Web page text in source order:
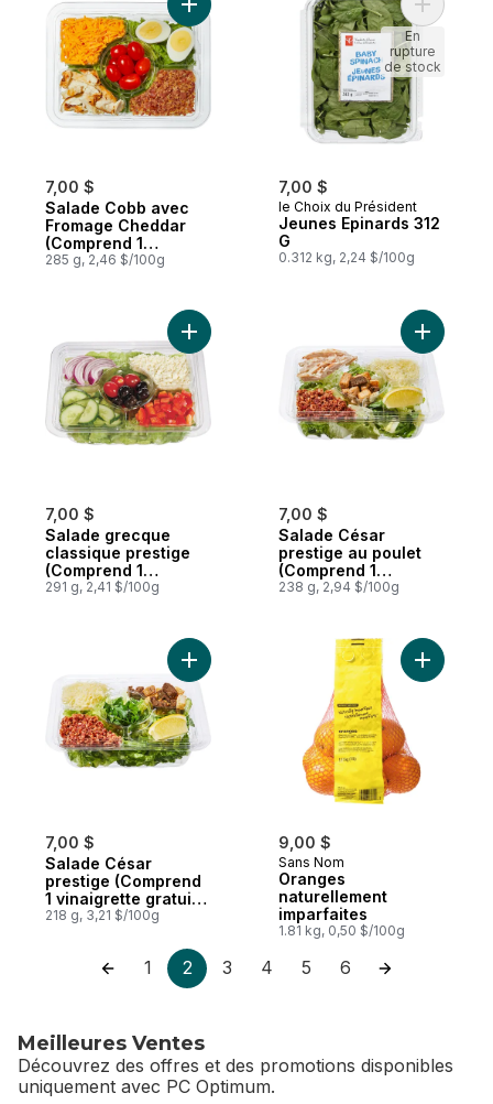
7,00 $
Salade Cobb avec
Fromage Cheddar
(Comprend 1
vinaigrette gratuit de
285 g, 2,46 $/100g
Ajouter Salade Cobb avec Fromage
7,00 $
le Choix du Président
Jeunes Epinards 312
G
0.312 kg, 2,24 $/100g
Ajouter
En
rupture
de stock
7,00 $
Salade grecque
classique prestige
(Comprend 1
vinaigrette gratuit de
291 g, 2,41 $/100g
Ajouter Salade grecque classique
7,00 $
Salade César
prestige au poulet
(Comprend 1
vinaigrette gratuit de
238 g, 2,94 $/100g
Ajouter
7,00 $
Salade César
prestige (Comprend
1 vinaigrette gratuit
de 44 ml)
218 g, 3,21 $/100g
Ajouter Salade César prestige
9,00 $
Sans Nom
Oranges
naturellement
imparfaites
1.81 kg, 0,50 $/100g
Ajouter
1 2 3 4 5 6
Meilleures Ventes
Découvrez des offres et des promotions disponibles
uniquement avec PC Optimum.